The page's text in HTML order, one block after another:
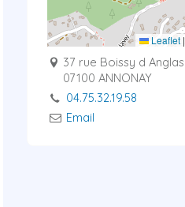
Leaflet |
37 rue Boissy d Anglas
07100 ANNONAY
04.75.32.19.58
Email